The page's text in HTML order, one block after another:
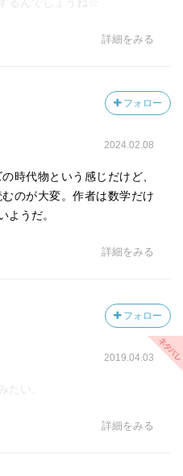
詳細をみる
フォロー
2024.02.08
時代物という感じだけど、
のが大変。作者は数学だけ
ようだ。
詳細をみる
フォロー
2019.04.03
い。
詳細をみる